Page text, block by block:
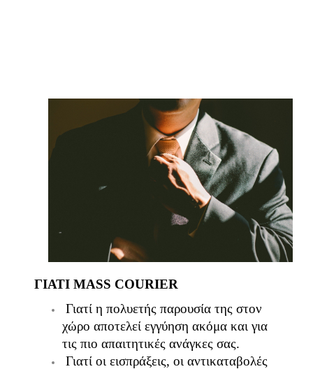
ΓΙΑΤΙ MASS COURIER
Γιατί η πολυετής παρουσία της στον
χώρο αποτελεί εγγύηση ακόμα και για
τις πιο απαιτητικές ανάγκες σας.
Γιατί οι εισπράξεις, οι αντικαταβολές